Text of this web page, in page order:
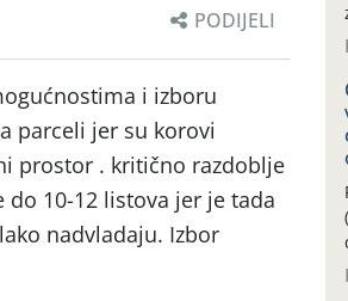
PODIJELI
i izboru
parceli jer su korovi
prostor . kritično razdoblje
10-12 listova jer je tada
nadvladaju. Izbor